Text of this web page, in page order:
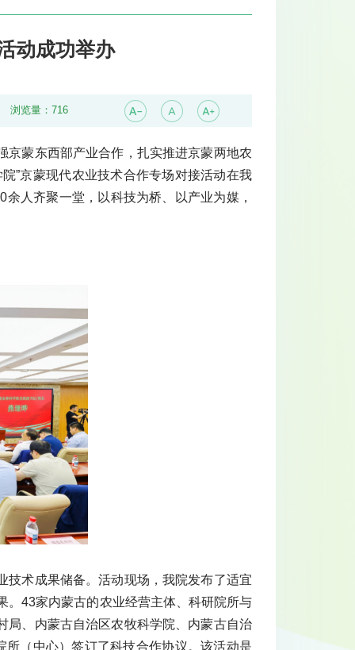
动成功举办
浏览量：716
京蒙东西部产业合作，扎实推进京蒙两地农
”京蒙现代农业技术合作专场对接活动在我
人齐聚一堂，以科技为桥、以产业为媒，
技术成果储备。活动现场，我院发布了适宜
。43家内蒙古的农业经营主体、科研院所与
局、内蒙古自治区农牧科学院、内蒙古自治
（中心）签订了科技合作协议。该活动是